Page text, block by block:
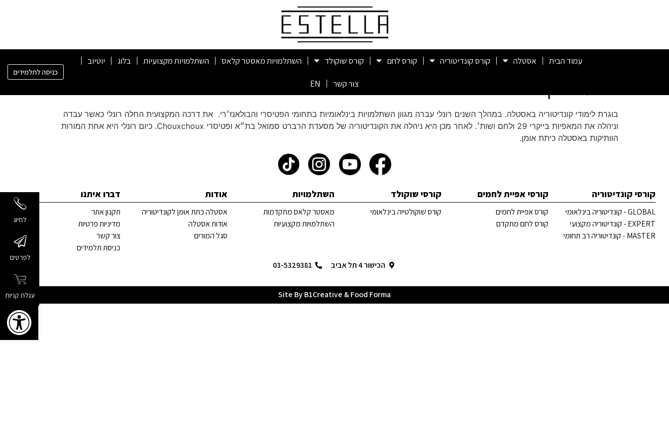
עמוד הבית אסטלה קורס קונדיטוריה קורס לחם קורס שוקולד השתלמויות מאסטר קלאס השתלמויות מקצועיות בלוג יוטיוב
צור קשר EN
כניסה לתלמידים
בוגרת לימודי קונדיטוריה באסטלה. במהלך השנים רונלי עברה מגוון השתלמויות בינלאומיות בתחומי הפטיסרי והבולאנז׳רי. את דרכה המקצועית החלה רונלי כאשר עבדה
וניהלה את המאפיות בייקרי 29 ולחם ושות׳. לאחר מכן היא ניהלה את הקונדיטוריה של מסעדת הרברט סמואל בת״א ופטיסרי Chouxchoux. כיום רונלי היא אחת המורות
הוותיקות באסטלה כיתת אומן.
לחיוג
לפרטים
עגלת קניות
קורסי קונדיטוריה
GLOBAL - קונדיטוריה בינלאומי
EXPERT - קונדיטוריה מקצועי
MASTER - קונדיטוריה רב תחומי
קורסי אפיית לחמים
קורס אפיית לחמים
קורס לחם מתקדם
קורסי שוקולד
קורס שוקולטייה בינלאומי
השתלמויות
מאסטר קלאס מתקדמות
השתלמויות מקצועיות
אודות
אסטלה כתת אומן לקונדיטוריה
אודות אסטלה
סגל המורים
דברו איתנו
תקנון אתר
מדיניות פרטיות
צור קשר
כניסת תלמידים
הכישור 4 תל אביב
03-5329381
Site By B1Creative & Food Forma